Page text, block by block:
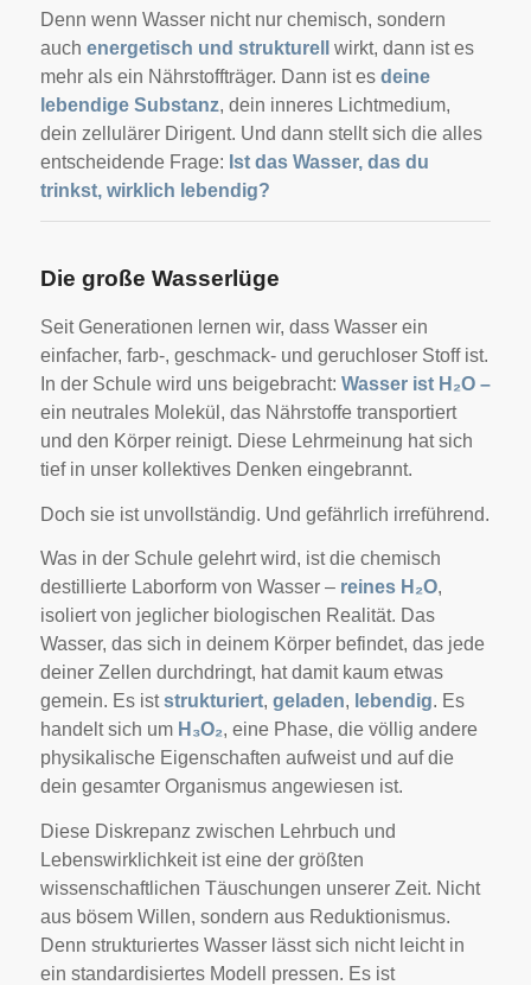
Denn wenn Wasser nicht nur chemisch, sondern
auch energetisch und strukturell
wirkt, dann ist es
mehr als ein Nährstoffträger. Dann ist es deine
lebendige Substanz, dein inneres Lichtmedium,
dein zellulärer Dirigent. Und dann stellt sich die alles
entscheidende Frage: Ist das Wasser, das du
trinkst, wirklich lebendig?
Die große Wasserlüge
Seit Generationen lernen wir, dass Wasser ein
einfacher, farb-, geschmack- und geruchloser Stoff ist.
In der Schule wird uns beigebracht: Wasser ist H₂O –
ein neutrales Molekül, das Nährstoffe transportiert
und den Körper reinigt. Diese Lehrmeinung hat sich
tief in unser kollektives Denken eingebrannt.
Doch sie ist unvollständig. Und gefährlich irreführend.
Was in der Schule gelehrt wird, ist die chemisch
destillierte Laborform von Wasser – reines H₂O,
isoliert von jeglicher biologischen Realität. Das
Wasser, das sich in deinem Körper befindet, das jede
deiner Zellen durchdringt, hat damit kaum etwas
gemein. Es iststrukturiert, geladen, lebendig. Es
handelt sich um H₃O₂, eine Phase, die völlig andere
physikalische Eigenschaften aufweist und auf die
dein gesamter Organismus angewiesen ist.
Diese Diskrepanz zwischen Lehrbuch und
Lebenswirklichkeit ist eine der größten
wissenschaftlichen Täuschungen unserer Zeit. Nicht
aus bösem Willen, sondern aus Reduktionismus.
Denn strukturiertes Wasser lässt sich nicht leicht in
ein standardisiertes Modell pressen. Es ist